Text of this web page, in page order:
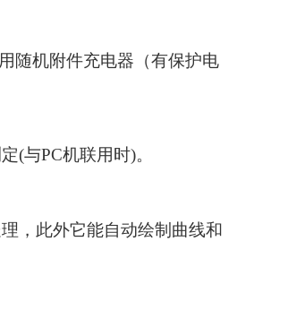
随机附件充电器（有保护电
(与PC机联用时)。
，此外它能自动绘制曲线和